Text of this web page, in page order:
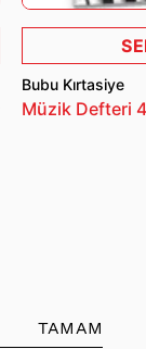
Bubu Kırtasiye
Müzik Defteri
TAMAM